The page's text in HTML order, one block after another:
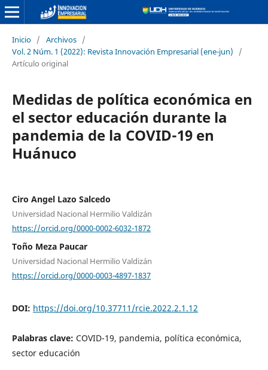
Inicio / Archivos /
Vol. 2 Núm. 1 (2022): Revista Innovación Empresarial (ene-jun)
/
Artículo original
Medidas de política económica en
el sector educación durante la
pandemia de la COVID-19 en
Huánuco
Ciro Angel Lazo Salcedo
Universidad Nacional Hermilio Valdizán
https://orcid.org/0000-0002-6032-1872
Toño Meza Paucar
Universidad Nacional Hermilio Valdizán
https://orcid.org/0000-0003-4897-1837
DOI: https://doi.org/10.37711/rcie.2022.2.1.12
Palabras clave: COVID-19, pandemia, política económica,
sector educación